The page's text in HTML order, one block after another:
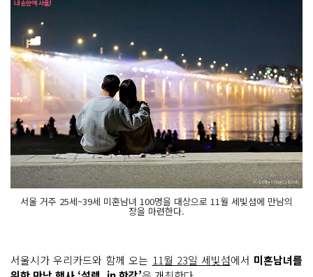
기 기
서울 거주 25세~39세 미혼남녀 100명을 대상으로 11월 세빛섬에 만남의
장을 마련한다.
서울시가 우리카드와 함께 오는 11월 23일 세빛섬에서 미혼남녀를